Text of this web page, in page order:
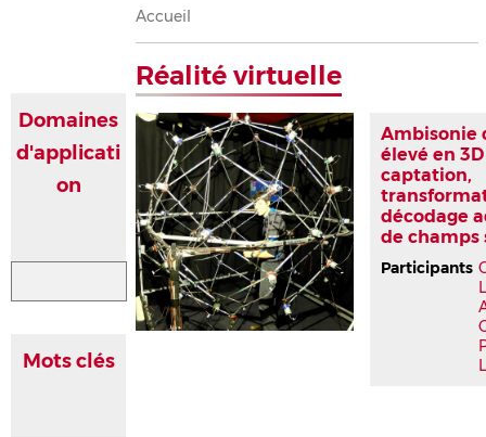
Fil
d'Ariane
Accueil
Réalité virtuelle
Ambisonie
élevé en
captation,
décodage
de champs
Participants
Domaines
d'applicati
on
Mots clés